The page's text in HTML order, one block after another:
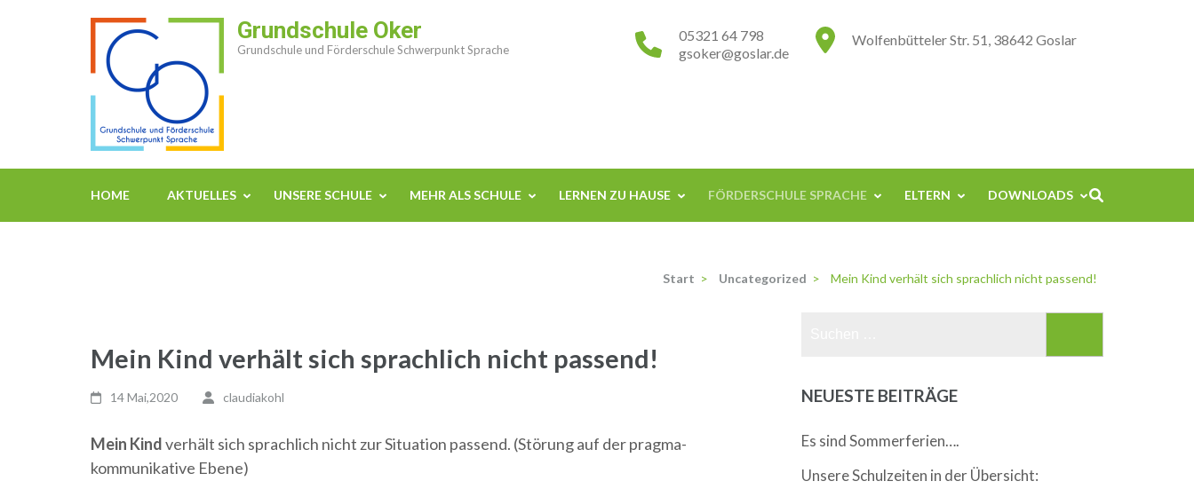
Grundschule Oker
Grundschule und Förderschule Schwerpunkt Sprache
Wolfenbütteler Str. 51, 38642 Goslar
05321 64 798
gsoker@goslar.de
HOME AKTUELLES UNSERE SCHULE MEHR ALS SCHULE LERNEN ZU HAUSE FÖRDERSCHULE SPRACHE ELTERN DOWNLOADS
Start > Uncategorized > Mein Kind verhält sich sprachlich nicht passend!
Mein Kind verhält sich sprachlich nicht passend!
14 Mai,2020 claudiakohl
Mein Kindverhält sich sprachlich nicht zur Situation passend. (Störung auf der pragma-
kommunikative Ebene)
NEUESTE BEITRÄGE
Es sind Sommerferien….
Unsere Schulzeiten in der Übersicht: